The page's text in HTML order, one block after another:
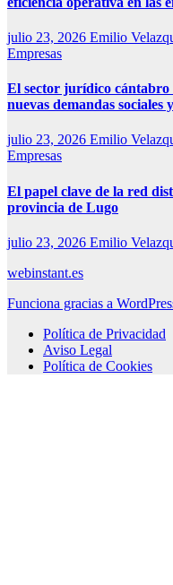
julio 23, 2026 Emilio
Empresas
El sector jurídico cántabro
nuevas demandas sociales
julio 23, 2026 Emilio
Empresas
El papel clave de la red
provincia de Lugo
julio 23, 2026 Emilio
webinstant.es
Funciona gracias a
Política de Privacidad
Aviso Legal
Política de Cookies